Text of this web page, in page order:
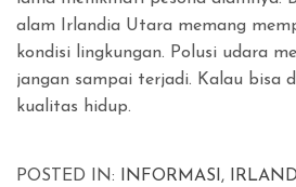
alam Irlandia Utara memang
kondisi lingkungan. Polusi udara
jangan sampai terjadi. Kalau bisa
kualitas hidup.
POSTED IN: INFORMASI ,